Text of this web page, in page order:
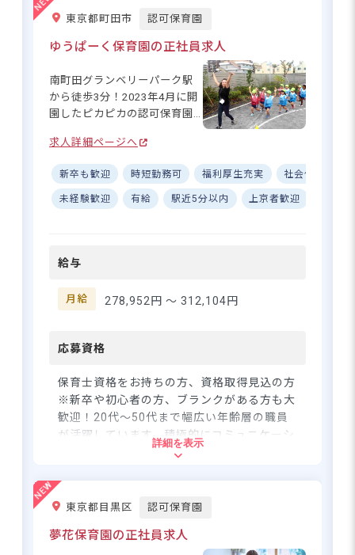
す。基準以上の手厚い職員配
置により、ゆとりある保育を
実現。ICT導入で業務効率化も
位の固定シフト制で生活リズ
ムも整いやすく、産休・育休
取得後も時短勤務制度を活用
躍中です☆充実の研修制度で
ート！
野富士見町駅」徒歩7分
東京メトロ丸ノ内線「東高円寺駅」徒歩
11分
JR中央線「中野駅」徒歩16分
・新宿から3駅。都心からのアクセスも抜
群です。園の近くには「杉並区立和田さ
びも楽しめる環境です。隣には姉妹園
「明愛幼稚園」が併設されています！
です♪
求人情報
登録・相談無料
希望に合う求人の
紹介を受ける
東京都町田市 認可保育園
ゆうぱーく保育園の正社員求人
南町田グランベリーパーク駅
から徒歩3分！2023年4月に開
園したピカピカの認可保育園
週休2日制に加えて、残業や持
ち帰りもほぼありませんの
で、オンとオフをしっかり分
けて働くことができますよ。
UPも目指せます。新しい保育
に携わってみませんか？見学
からでも大歓迎です！
求人詳細ページへ
新卒も歓迎 時短勤務可 福利厚生充実 社会保険完備
未経験歓迎 有給 駅近5分以内 上京者歓迎
給与
月給 278,952円 〜312,104円
応募資格
保育士資格をお持ちの方、資格取得見込の方
※新卒や初心者の方、ブランクがある方も大
歓迎！20代～50代まで幅広い年齢層の職員
が活躍しています。積極的にコミュニケーシ
ョンを取っているので、自分の意見が言いや
住所
東京都町田市南町田4丁目33-1
詳細を表示
東京都目黒区 認可保育園
夢花保育園の正社員求人